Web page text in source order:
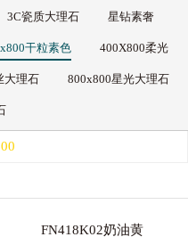
3C瓷质大理石 星钻素奢
干粒素色 400X800柔光
大理石 800x800星光大理石
FN418K02奶油黄